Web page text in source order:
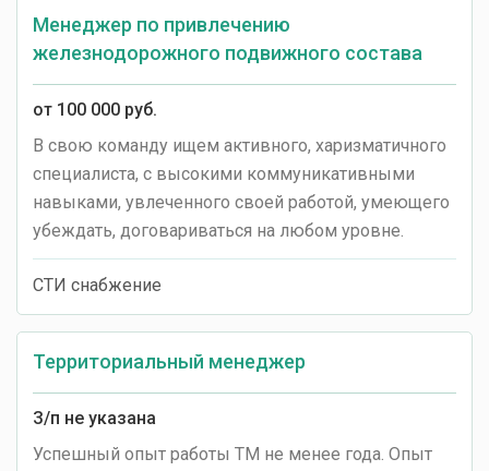
Менеджер по привлечению
железнодорожного подвижного состава
от 100 000 руб.
В свою команду ищем активного, харизматичного
специалиста, с высокими коммуникативными
навыками, увлеченного своей работой, умеющего
убеждать, договариваться на любом уровне.
СТИ снабжение
Территориальный менеджер
З/п не указана
Успешный опыт работы ТМ не менее года. Опыт